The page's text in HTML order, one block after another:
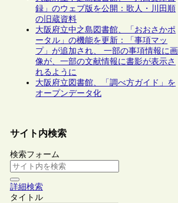
録」のウェブ版を公開：歌人・川田順
の旧蔵資料
大阪府立中之島図書館、「おおさかポ
ータル」の機能を更新：「事項マッ
プ」が追加され、 一部の事項情報に画
像が、一部の文献情報に書影が表示さ
れるように
大阪府立図書館、「調べ方ガイド」を
オープンデータ化
サイト内検索
検索フォーム
詳細検索
タイトル